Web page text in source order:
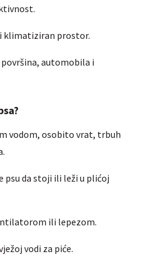
klimatiziran prostor.
automobila i
vodom, osobito vrat, trbuh
psu da stoji ili leži u plićoj
ili lepezom.
vodi za piće.